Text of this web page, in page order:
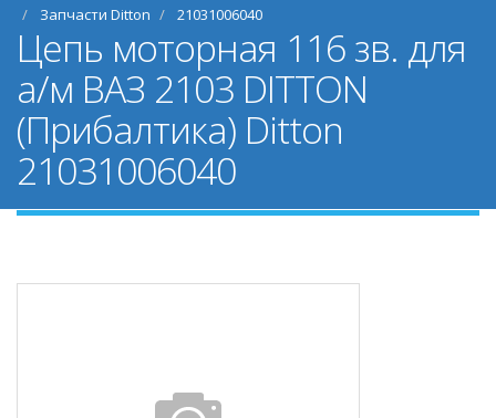
Запчасти Ditton
21031006040
Цепь моторная 116 зв. для
а/м ВАЗ 2103 DITTON
(Прибалтика) Ditton
21031006040